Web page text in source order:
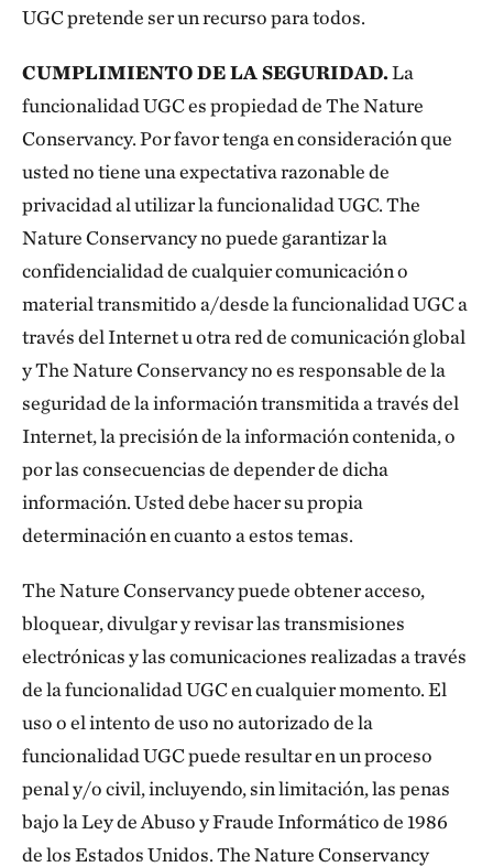
UGC pretende ser un recurso para todos.
CUMPLIMIENTO DE LA SEGURIDAD.La
funcionalidad UGC es propiedad de The Nature
Conservancy. Por favor tenga en consideración que
usted no tiene una expectativa razonable de
privacidad al utilizar la funcionalidad UGC. The
Nature Conservancy no puede garantizar la
confidencialidad de cualquier comunicación o
material transmitido a/desde la funcionalidad UGC a
través del Internet u otra red de comunicación global
y The Nature Conservancy no es responsable de la
seguridad de la información transmitida a través del
Internet, la precisión de la información contenida, o
por las consecuencias de depender de dicha
información. Usted debe hacer su propia
determinación en cuanto a estos temas.
The Nature Conservancy puede obtener acceso,
bloquear, divulgar y revisar las transmisiones
electrónicas y las comunicaciones realizadas a través
de la funcionalidad UGC en cualquier momento. El
uso o el intento de uso no autorizado de la
funcionalidad UGC puede resultar en un proceso
penal y/o civil, incluyendo, sin limitación, las penas
bajo la Ley de Abuso y Fraude Informático de 1986
de los Estados Unidos. The Nature Conservancy